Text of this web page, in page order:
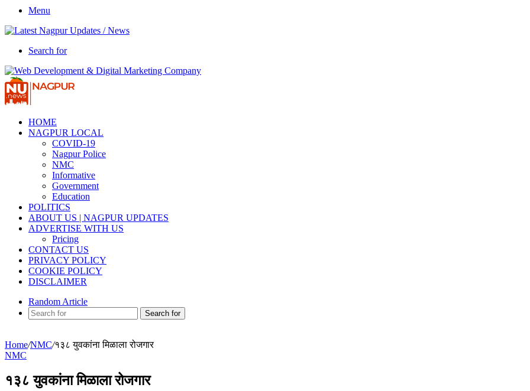
Menu
Search for
HOME
NAGPUR LOCAL
COVID-19
Nagpur Police
NMC
Informative
Government
Education
POLITICS
ABOUT US | NAGPUR UPDATES
ADVERTISE WITH US
Pricing
CONTACT US
PRIVACY POLICY
COOKIE POLICY
DISCLAIMER
Random Article
Search for
Home/NMC/१३८ युवकांना मिळाला रोजगार
NMC
१३८ युवकांना मिळाला रोजगार